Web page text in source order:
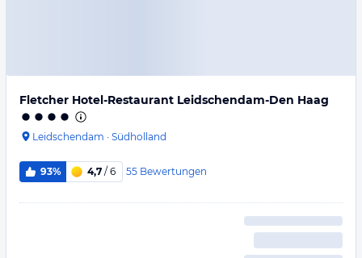
Fletcher Hotel-Restaurant Leidschendam-Den Haag
Leidschendam · Südholland
93% 4,7 / 6 55 Bewertungen